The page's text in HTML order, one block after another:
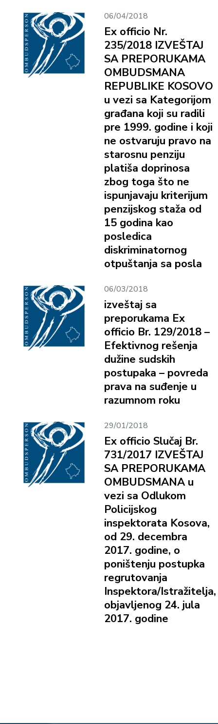
06/04/2018
Ex officio Nr.
235/2018 IZVEŠTAJ
SA PREPORUKAMA
OMBUDSMANA
REPUBLIKE KOSOVO
u vezi sa Kategorijom
građana koji su radili
pre 1999. godine i koji
ne ostvaruju pravo na
starosnu penziju
platiša doprinosa
zbog toga što ne
ispunjavaju kriterijum
penzijskog staža od
15 godina kao
posledica
diskriminatornog
otpuštanja sa posla
06/03/2018
izveštaj sa
preporukama Ex
officio Br. 129/2018 –
Efektivnog rešenja
dužine sudskih
postupaka – povreda
prava na suđenje u
razumnom roku
29/01/2018
Ex officio Slučaj Br.
731/2017 IZVEŠTAJ
SA PREPORUKAMA
OMBUDSMANA u
vezi sa Odlukom
Policijskog
inspektorata Kosova,
od 29. decembra
2017. godine, o
poništenju postupka
regrutovanja
Inspektora/Istražitelja,
objavljenog 24. jula
2017. godine